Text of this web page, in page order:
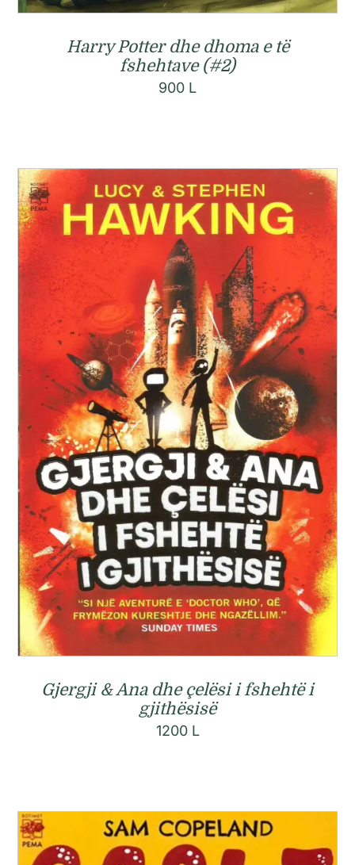
Harry Potter dhe dhoma e të
fshehtave (#2)
900 L
Gjergji & Ana dhe çelësi i fshehtë i
gjithësisë
1200 L